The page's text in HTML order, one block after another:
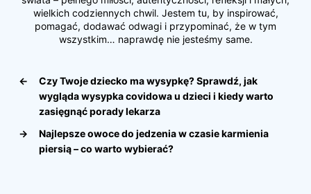
wielkich codziennych chwil. Jestem tu, by inspirować,
pomagać, dodawać odwagi i przypominać, że w tym
wszystkim… naprawdę nie jesteśmy same.
←
Czy Twoje dziecko ma wysypkę? Sprawdź, jak
wygląda wysypka covidowa u dzieci i kiedy warto
zasięgnąć porady lekarza
→
Najlepsze owoce do jedzenia w czasie karmienia
piersią – co warto wybierać?